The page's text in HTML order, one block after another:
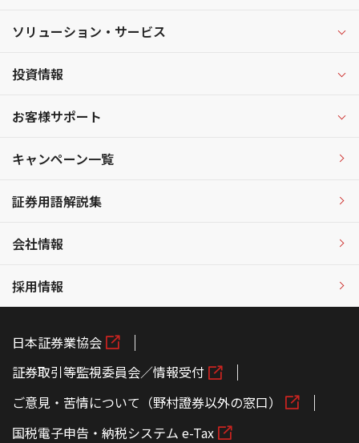
ソリューション・サービス
投資情報
お客様サポート
キャンペーン一覧
証券用語解説集
会社情報
採用情報
日本証券業協会
証券取引等監視委員会／情報受付
ご意見・苦情について（野村證券以外の窓口）
国税電子申告・納税システム e-Tax